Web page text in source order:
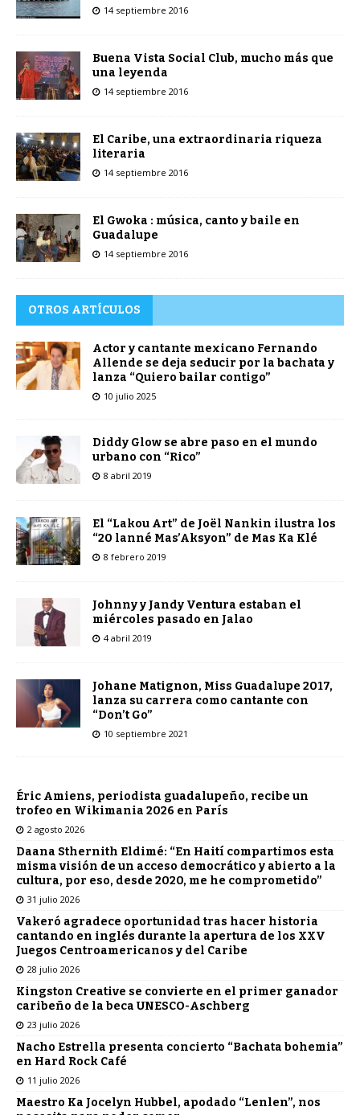
14 septiembre 2016
Buena Vista Social Club, mucho más que
una leyenda
14 septiembre 2016
El Caribe, una extraordinaria riqueza
literaria
14 septiembre 2016
El Gwoka : música, canto y baile en
Guadalupe
14 septiembre 2016
OTROS ARTÍCULOS
Actor y cantante mexicano Fernando
Allende se deja seducir por la bachata y
lanza “Quiero bailar contigo”
10 julio 2025
Diddy Glow se abre paso en el mundo
urbano con “Rico”
8 abril 2019
El “Lakou Art” de Joël Nankin ilustra los
“20 lanné Mas’Aksyon” de Mas Ka Klé
8 febrero 2019
Johnny y Jandy Ventura estaban el
miércoles pasado en Jalao
4 abril 2019
Johane Matignon, Miss Guadalupe 2017,
lanza su carrera como cantante con
“Don’t Go”
10 septiembre 2021
Éric Amiens, periodista guadalupeño, recibe un
trofeo en Wikimania 2026 en París
2 agosto 2026
Daana Sthernith Eldimé: “En Haití compartimos esta
misma visión de un acceso democrático y abierto a la
cultura, por eso, desde 2020, me he comprometido”
31 julio 2026
Vakeró agradece oportunidad tras hacer historia
cantando en inglés durante la apertura de los XXV
Juegos Centroamericanos y del Caribe
28 julio 2026
Kingston Creative se convierte en el primer ganador
caribeño de la beca UNESCO-Aschberg
23 julio 2026
Nacho Estrella presenta concierto “Bachata bohemia”
en Hard Rock Café
11 julio 2026
Maestro Ka Jocelyn Hubbel, apodado “Lenlen”, nos